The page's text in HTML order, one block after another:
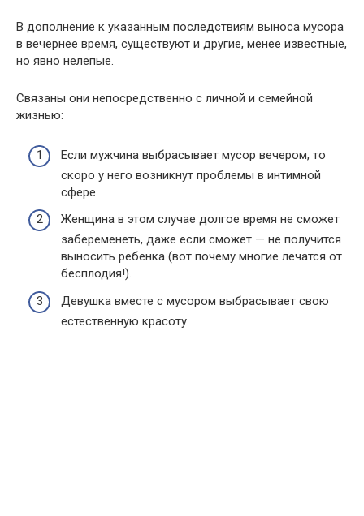
В дополнение к указанным последствиям выноса мусора
в вечернее время, существуют и другие, менее известные,
но явно нелепые.
Связаны они непосредственно с личной и семейной
жизнью:
Если мужчина выбрасывает мусор вечером, то
скоро у него возникнут проблемы в интимной
сфере.
Женщина в этом случае долгое время не сможет
забеременеть, даже если сможет — не получится
выносить ребенка (вот почему многие лечатся от
бесплодия!).
Девушка вместе с мусором выбрасывает свою
естественную красоту.